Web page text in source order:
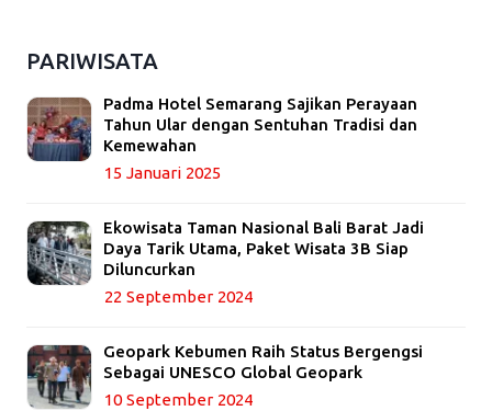
PARIWISATA
Padma Hotel Semarang Sajikan Perayaan
Tahun Ular dengan Sentuhan Tradisi dan
Kemewahan
15 Januari 2025
Ekowisata Taman Nasional Bali Barat Jadi
Daya Tarik Utama, Paket Wisata 3B Siap
Diluncurkan
22 September 2024
Geopark Kebumen Raih Status Bergengsi
Sebagai UNESCO Global Geopark
10 September 2024